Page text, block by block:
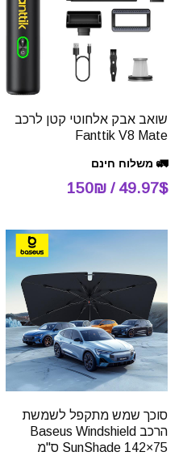
שואב אבק אלחוטי קטן לרכב
Fanttik V8 Mate
🚛 משלוח חינם
49.97$ / 150₪
סוכך שמש מתקפל לשמשת
הרכב Baseus Windshield
SunShade 142×75 ס"מ